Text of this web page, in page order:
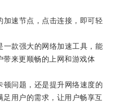
速节点，点击连接，即可轻
款强大的网络加速工具，能
带来更顺畅的上网和游戏体
问题，还是提升网络速度的
用户的需求，让用户畅享互